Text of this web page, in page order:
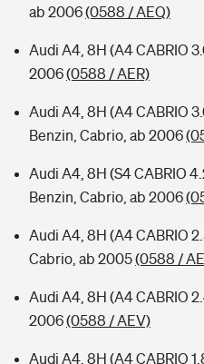
ab 2006(0588 / AEQ)
Audi A4, 8H (A4 CABRIO
2006(0588 / AER)
Audi A4, 8H (A4 CABRIO
Benzin, Cabrio, ab 2006
Audi A4, 8H (S4 CABRIO
Benzin, Cabrio, ab 2006
Audi A4, 8H (A4 CABRIO
Cabrio, ab 2005(0588 /
Audi A4, 8H (A4 CABRIO
2006(0588 / AEV)
Audi A4, 8H (A4 CABRIO